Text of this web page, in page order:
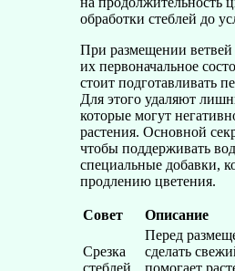
обработки стеблей до
При размещении ветвей
их первоначальное
стоит подготавливать
Для этого удаляют
которые могут
растения. Основной
чтобы поддерживать
специальные добавки,
продлению цветения.
Совет Описание
Срезка
стеблей
Перед
сделать
помогает